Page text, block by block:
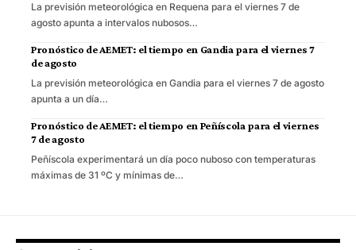
La previsión meteorológica en Requena para el viernes 7 de
agosto apunta a intervalos nubosos…
Pronóstico de AEMET: el tiempo en Gandia para el viernes 7
de agosto
La previsión meteorológica en Gandia para el viernes 7 de agosto
apunta a un día…
Pronóstico de AEMET: el tiempo en Peñíscola para el viernes
7 de agosto
Peñíscola experimentará un día poco nuboso con temperaturas
máximas de 31 ºC y mínimas de…